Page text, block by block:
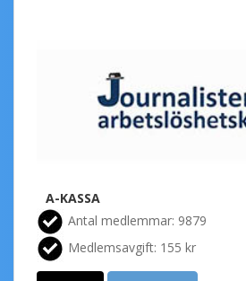
A-KASSA
Antal medlemmar: 9879
Medlemsavgift: 155 kr